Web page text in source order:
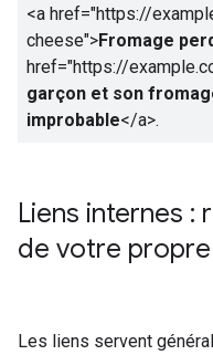
<a href="https://
cheese">Fromage
href="https://
garçon et son
improbable</a>.
Liens internes :
de votre
Les liens servent